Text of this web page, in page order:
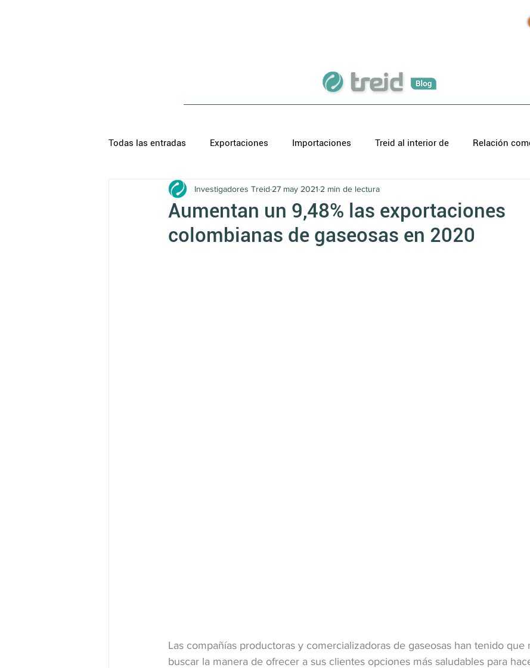
Todas las entradas Exportaciones Importaciones Treid al interior de Relación
Aumentan un 9,48% las exportaciones
colombianas de gaseosas en 2020
Investigadores Treid 27 may 2021 2 min de lectura
Las compañías productoras y comercializadoras de gaseosas han tenido que
buscar la manera de ofrecer a sus clientes opciones más saludables para